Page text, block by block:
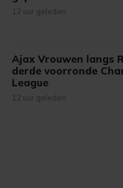
12 uur geleden
Ajax Vrouwen langs
derde voorronde
League
12 uur geleden